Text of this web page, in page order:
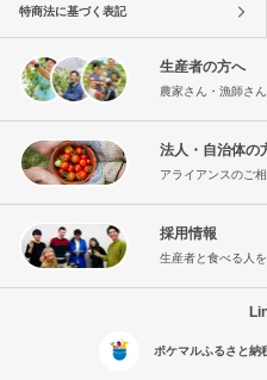
特商法に基づく表記
生産者の方へ
農家さん・漁師さ
法人・自治体の
アライアンスのご
採用情報
生産者と食べる人
ポケマルふるさと納